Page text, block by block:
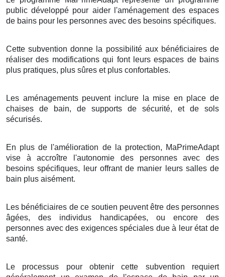
public développé pour aider l'aménagement des espaces
de bains pour les personnes avec des besoins spécifiques.
Cette subvention donne la possibilité aux bénéficiaires de
réaliser des modifications qui font leurs espaces de bains
plus pratiques, plus sûres et plus confortables.
Les aménagements peuvent inclure la mise en place de
chaises de bain, de supports de sécurité, et de sols
sécurisés.
En plus de l'amélioration de la protection, MaPrimeAdapt
vise à accroître l'autonomie des personnes avec des
besoins spécifiques, leur offrant de manier leurs salles de
bain plus aisément.
Les bénéficiaires de ce soutien peuvent être des personnes
âgées, des individus handicapées, ou encore des
personnes avec des exigences spéciales due à leur état de
santé.
Le processus pour obtenir cette subvention requiert